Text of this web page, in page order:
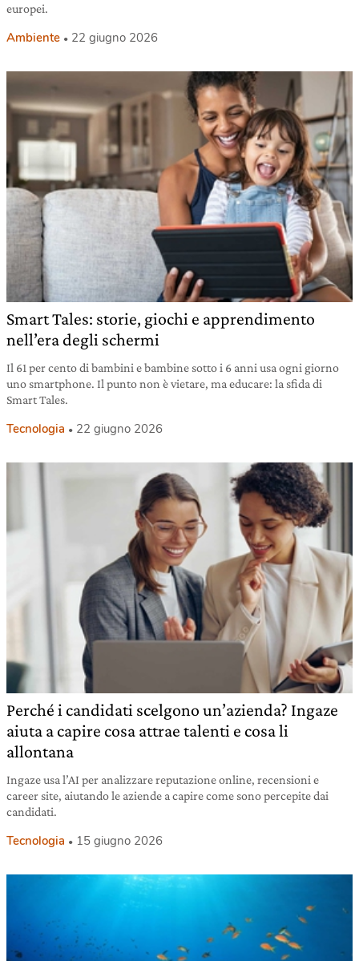
europei.
Ambiente 22 giugno 2026
Smart Tales: storie, giochi e apprendimento
nell’era degli schermi
Il 61 per cento di bambini e bambine sotto i 6 anni usa ogni giorno
uno smartphone. Il punto non è vietare, ma educare: la sfida di
Smart Tales.
Tecnologia 22 giugno 2026
Perché i candidati scelgono un’azienda? Ingaze
aiuta a capire cosa attrae talenti e cosa li
allontana
Ingaze usa l’AI per analizzare reputazione online, recensioni e
career site, aiutando le aziende a capire come sono percepite dai
candidati.
Tecnologia 15 giugno 2026